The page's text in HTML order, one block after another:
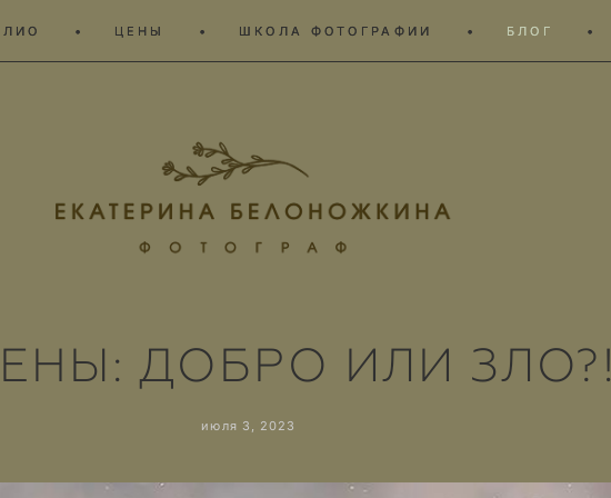
• ЦЕНЫ • ШКОЛА ФОТОГРАФИИ • БЛОГ •
• ЦЕНЫ • ШКОЛА ФОТОГРАФИИ • БЛОГ •
ДОБРО ИЛИ ЗЛО?!
июля 3, 2023